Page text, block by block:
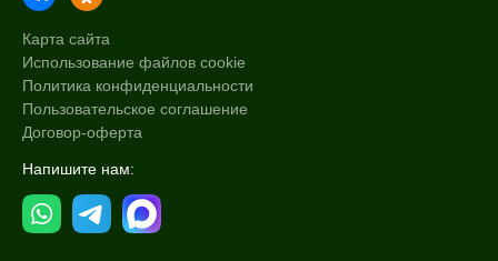
Карта сайта
Использование файлов cookie
Политика конфиденциальности
Пользовательское соглашение
Договор-оферта
Напишите нам: